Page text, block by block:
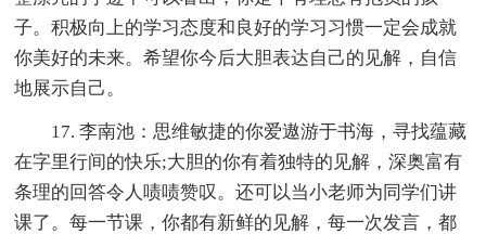
子。积极向上的学习态度和良好的学习习惯一定会成就
你美好的未来。希望你今后大胆表达自己的见解，自信
地展示自己。
17. 李南池：思维敏捷的你爱遨游于书海，寻找蕴藏
在字里行间的快乐;大胆的你有着独特的见解，深奥富有
条理的回答令人啧啧赞叹。还可以当小老师为同学们讲
课了。每一节课，你都有新鲜的见解，每一次发言，都